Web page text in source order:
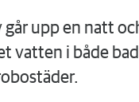
går upp en natt
vatten i både